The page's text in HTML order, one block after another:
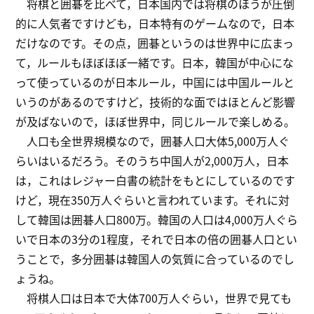
将棋と囲碁を比べて，日本国内では将棋のほうが圧倒
的に人気者ですけども，日本特有のゲームなので，日本
だけなのです。その点，囲碁というのは世界中に広まっ
て，ルールもほぼほぼ一緒です。日本，韓国が中心にな
って使っているのが日本ルール，中国には中国ルールと
いうのがあるのですけど，技術的な面ではほとんど影響
が及ばないので，ほぼ世界中，同じルールで楽しめる。
人口も全世界規模なので，囲碁人口大体5,000万人ぐ
らいはいるだろう。そのうち中国人が2,000万人，日本
は，これはレジャー白書の統計をもとにしているのです
けど，現在350万人ぐらいと言われています。それに対
して韓国は囲碁人口800万。韓国の人口は4,000万人ぐら
いで日本の3分の1程度，それで日本の倍の囲碁人口とい
うことで，多分囲碁は韓国人の気質に合っているのでし
ょうね。
将棋人口は日本で大体700万人ぐらい，世界で見ても